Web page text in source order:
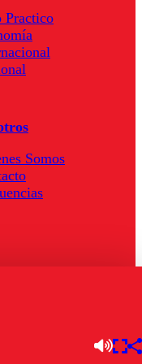
Practico
Somos